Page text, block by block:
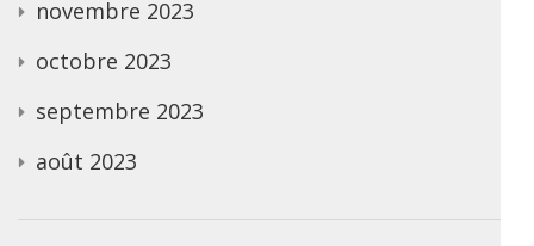
novembre 2023
octobre 2023
septembre 2023
août 2023